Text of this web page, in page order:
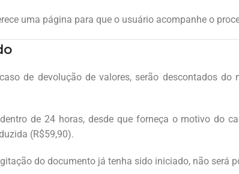
uma página para que o usuário acompanhe o
de devolução de valores, serão descontados
de 24 horas, desde que forneça o motivo do
(R$59,90).
do documento já tenha sido iniciado, não será